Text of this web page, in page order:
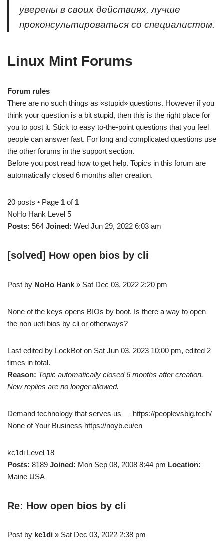
уверены в своих действиях, лучше
проконсультироваться со специалистом.
Linux Mint Forums
Forum rules
There are no such things as «stupid» questions. However if you
think your question is a bit stupid, then this is the right place for
you to post it. Stick to easy to-the-point questions that you feel
people can answer fast. For long and complicated questions use
the other forums in the support section.
Before you post read how to get help. Topics in this forum are
automatically closed 6 months after creation.
20 posts • Page 1 of 1
NoHo Hank Level 5
Posts: 564 Joined: Wed Jun 29, 2022 6:03 am
[solved] How open bios by cli
Post by NoHo Hank » Sat Dec 03, 2022 2:20 pm
None of the keys opens BIOs by boot. Is there a way to open
the non uefi bios by cli or otherways?
Last edited by LockBot on Sat Jun 03, 2023 10:00 pm, edited 2
times in total.
Reason: Topic automatically closed 6 months after creation.
New replies are no longer allowed.
Demand technology that serves us — https://peoplevsbig.tech/
None of Your Business https://noyb.eu/en
kc1di Level 18
Posts: 8189 Joined: Mon Sep 08, 2008 8:44 pm Location:
Maine USA
Re: How open bios by cli
Post by kc1di » Sat Dec 03, 2022 2:38 pm